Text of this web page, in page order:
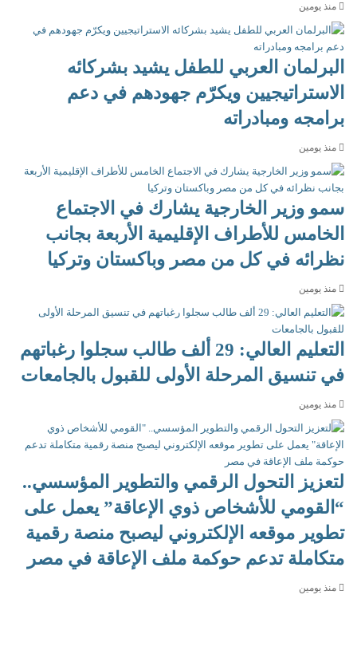
منذ يومين
البرلمان العربي للطفل يشيد بشركائه
الاستراتيجيين ويكرّم جهودهم في دعم
برامجه ومبادراته
منذ يومين
سمو وزير الخارجية يشارك في الاجتماع
الخامس للأطراف الإقليمية الأربعة بجانب
نظرائه في كل من مصر وباكستان وتركيا
منذ يومين
التعليم العالي: 29 ألف طالب سجلوا رغباتهم
في تنسيق المرحلة الأولى للقبول بالجامعات
منذ يومين
لتعزيز التحول الرقمي والتطوير المؤسسي..
“القومي للأشخاص ذوي الإعاقة” يعمل على
تطوير موقعه الإلكتروني ليصبح منصة رقمية
متكاملة تدعم حوكمة ملف الإعاقة في مصر
منذ يومين